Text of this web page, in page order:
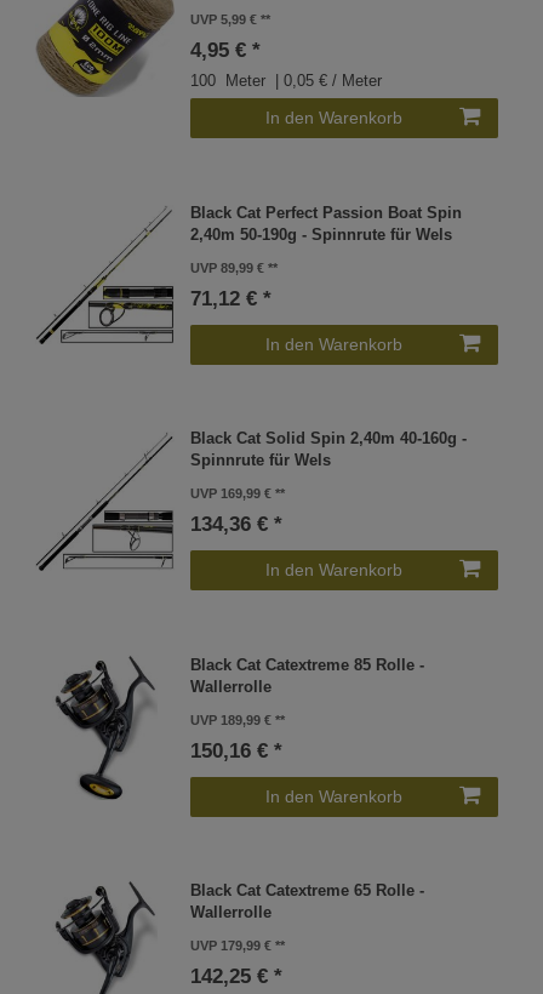
UVP 5,99 €
4,95 € *
100 Meter | 0,05 € / Meter
In den Warenkorb
Black Cat Perfect Passion Boat Spin
2,40m 50-190g - Spinnrute für Wels
UVP 89,99 €
71,12 € *
In den Warenkorb
Black Cat Solid Spin 2,40m 40-160g -
Spinnrute für Wels
UVP 169,99 €
134,36 € *
In den Warenkorb
Black Cat Catextreme 85 Rolle -
Wallerrolle
UVP 189,99 €
150,16 € *
In den Warenkorb
Black Cat Catextreme 65 Rolle -
Wallerrolle
UVP 179,99 €
142,25 € *